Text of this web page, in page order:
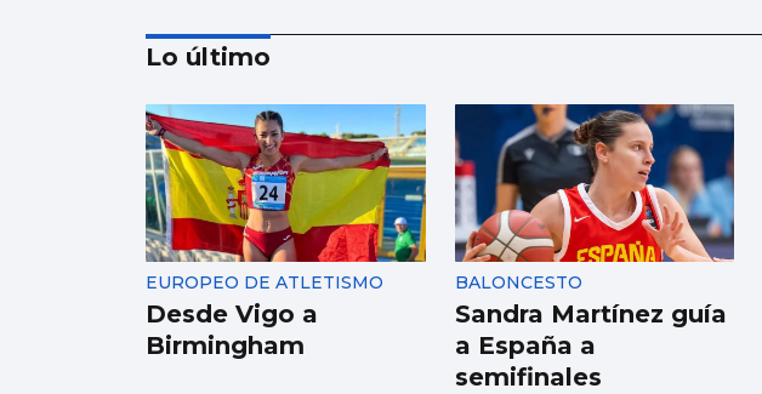
SANIDAD
Vithas implanta el
uso de nuevos
fármacos para el
alzhéimer leve
Lo último
EUROPEO DE ATLETISMO
Desde Vigo a
Birmingham
BALONCESTO
Sandra Martínez guía
a España a
semifinales